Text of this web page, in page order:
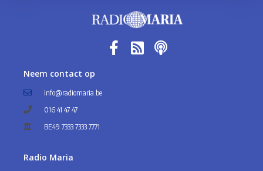
Neem contact op
info@radiomaria.be
016 41 47 47
BE49 7333 7333 7771
Radio Maria